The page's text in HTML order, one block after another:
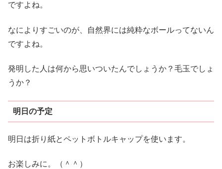
ですよね。
なによりすごいのが、自然界には純粋なボールってないん
ですよね。
発明した人は何から思いついたんでしょうか？毛玉でしょ
うか？
明日の予定
明日は折り紙とペットボトルキャップを使います。
お楽しみに。（＾＾）